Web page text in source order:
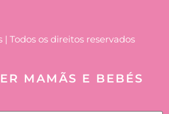
| Todos os direitos reservados
MAMÃS E BEBÉS